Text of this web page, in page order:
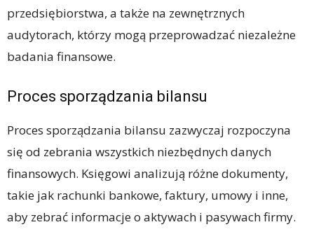
przedsiębiorstwa, a także na zewnętrznych
audytorach, którzy mogą przeprowadzać niezależne
badania finansowe.
Proces sporządzania bilansu
Proces sporządzania bilansu zazwyczaj rozpoczyna
się od zebrania wszystkich niezbędnych danych
finansowych. Księgowi analizują różne dokumenty,
takie jak rachunki bankowe, faktury, umowy i inne,
aby zebrać informacje o aktywach i pasywach firmy.